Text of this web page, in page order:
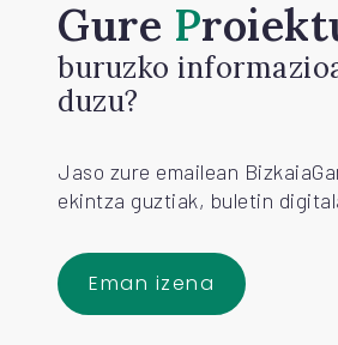
Gure
buruzko
duzu?
Jaso zure emailean
ekintza guztiak, buletin
Eman izena